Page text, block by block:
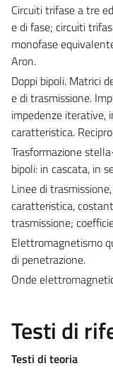
Circuiti trifase a tre
e di fase; circuiti
monofase
Aron.
Doppi bipoli. Matrici
e di trasmissione.
impedenze iterative,
caratteristica.
Trasformazione
bipoli: in cascata, in
Linee di
caratteristica,
trasmissione;
Elettromagnetismo
di penetrazione.
Onde
Testi di
Testi di teoria